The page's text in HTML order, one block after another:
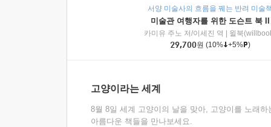
서양 미술사의 흐름을 꿰는 반려 미술
미술관 여행자를 위한 도슨트 북 II
카미유 주노 저/이세진 역
윌북
29,700원 (10% +5% )
고양이라는 세계
8월 8일 세계 고양이의 날을 맞아, 고양이를 노래하
아름다운 책들을 만나보세요.